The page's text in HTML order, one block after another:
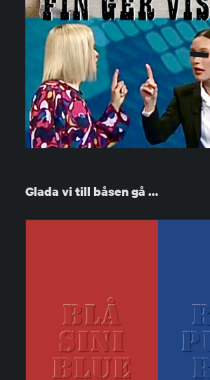
Glada vi till båsen gå …